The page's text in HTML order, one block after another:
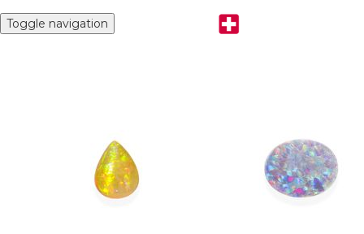
Toggle navigation